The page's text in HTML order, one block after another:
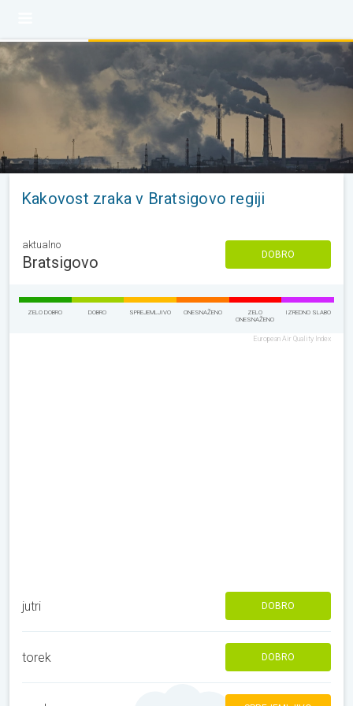
Kakovost zraka v Bratsigovo regiji
aktualno
Bratsigovo DOBRO
ZELO DOBRO DOBRO SPREJEMLJIVO ONESNAŽENO
ZELO
ONESNAŽENO
IZREDNO SLABO
European Air Quality Index
jutri DOBRO
torek DOBRO